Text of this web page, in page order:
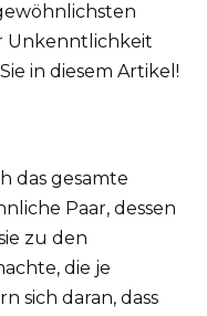
Unkenntlichkeit
in diesem Artikel!
das gesamte
Paar, dessen
zu den
die je
sich daran, dass